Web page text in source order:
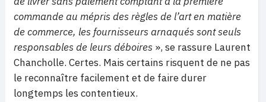
commande au mépris des règles de l’art en matière
de commerce, les fournisseurs arnaqués sont seuls
responsables de leurs déboires », se rassure Laurent
Chancholle. Certes. Mais certains risquent de ne pas
le reconnaître facilement et de faire durer
longtemps les contentieux.